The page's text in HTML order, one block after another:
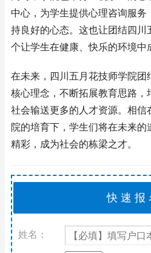
中心，为学生提供心理咨询服务
持良好的心态。这也让团结四川
个让学生在健康、快乐的环境中
在未来，四川五月花技师学院团
核心理念，不断拓展教育思路，
社会输送更多的人才资源。相信
院的培育下，学生们将在未来
精彩，成为社会的栋梁之才。
姓名：